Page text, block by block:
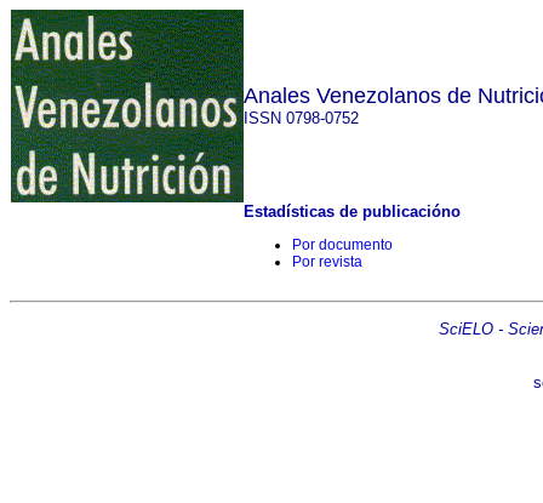
Anales Venezolanos de
ISSN 0798-0752
Estadísticas de publicacióno
Por documento
Por revista
SciELO -